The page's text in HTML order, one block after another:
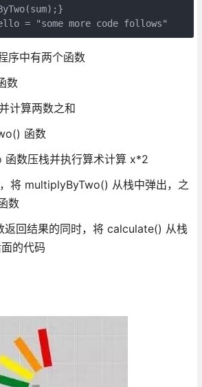
序中有两个函数
数
计算两数之和
函数
数压栈并执行算术计算 x*2
将 multiplyByTwo() 从栈中弹出，之
数
回结果的同时，将 calculate() 从栈
的代码